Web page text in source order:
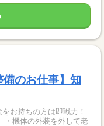
のお仕事】知